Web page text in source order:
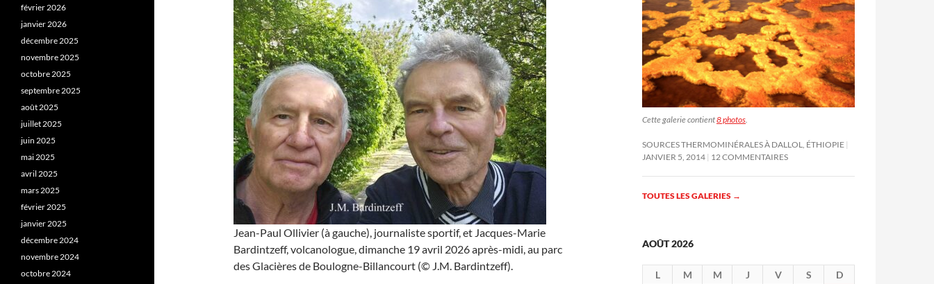
Jean-Paul Ollivier (à gauche), journaliste sportif, et Jacques-Marie
Bardintzeff, volcanologue, dimanche 19 avril 2026 après-midi, au parc
des Glacières de Boulogne-Billancourt (© J.M. Bardintzeff).
Cette galerie contient8 photos
SOURCES THERMOMINÉRALES À DALLOL, ÉTHIOPIE
JANVIER 5, 2014 12 COMMENTAIRES
TOUTES LES GALERIES →
AOÛT 2026
L M M J V S
D
février 2026
janvier 2026
décembre 2025
novembre 2025
octobre 2025
septembre 2025
août 2025
juillet 2025
juin 2025
mai 2025
avril 2025
mars 2025
février 2025
janvier 2025
décembre 2024
novembre 2024
octobre 2024